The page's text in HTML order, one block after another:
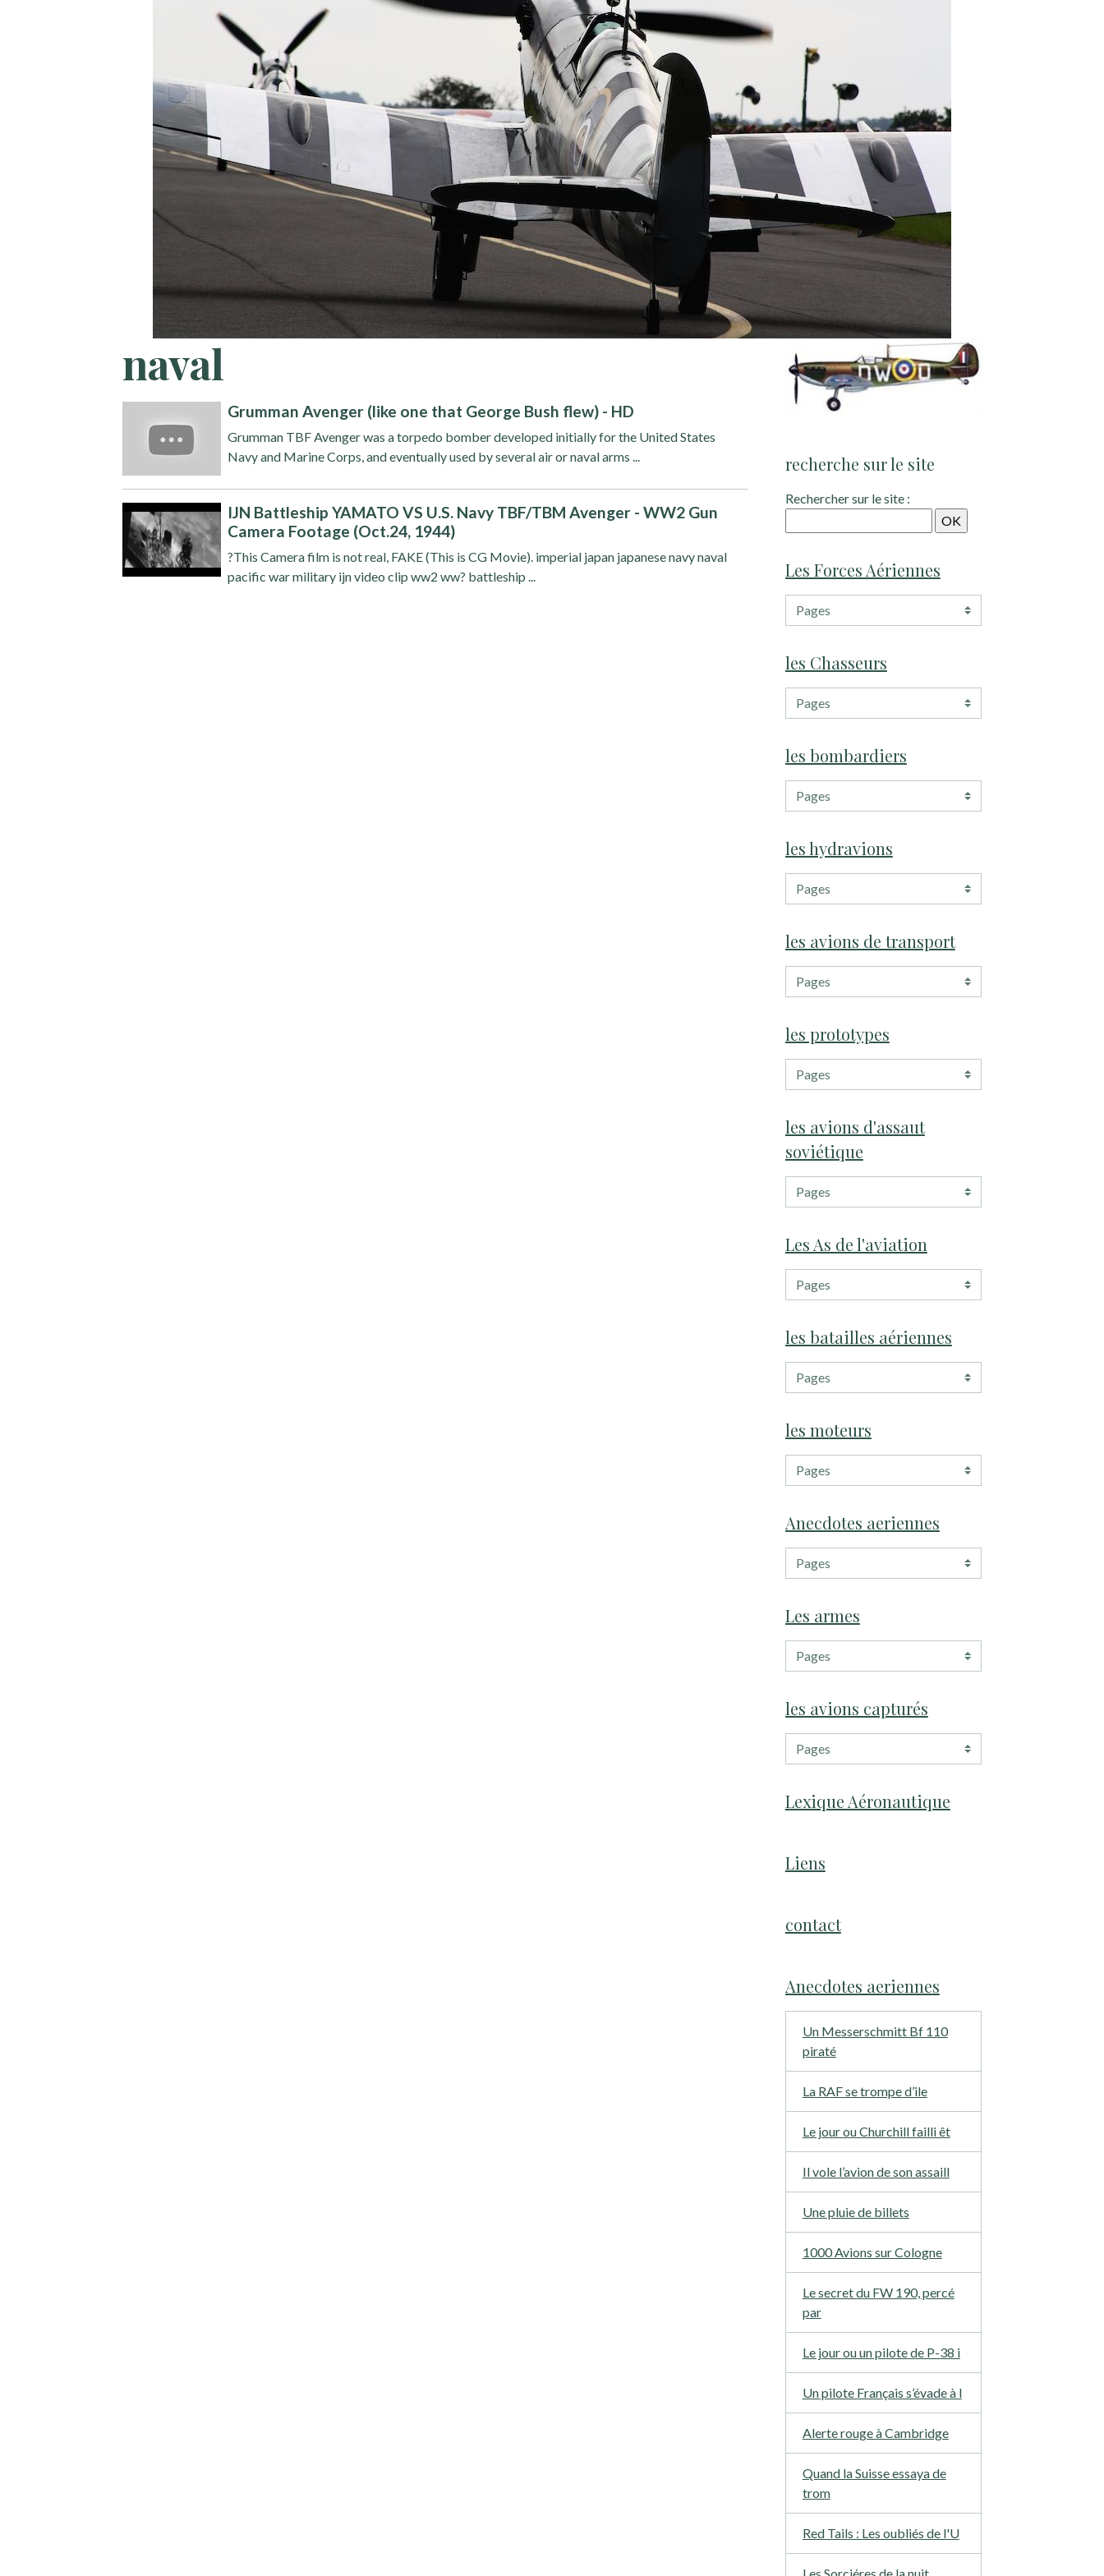
naval
Grumman Avenger (like one that George Bush flew) - HD
Grumman TBF Avenger was a torpedo bomber developed initially for the United States
Navy and Marine Corps, and eventually used by several air or naval arms ...
IJN Battleship YAMATO VS U.S. Navy TBF/TBM Avenger - WW2 Gun
Camera Footage (Oct.24, 1944)
?This Camera film is not real, FAKE (This is CG Movie). imperial japan japanese navy naval
pacific war military ijn video clip ww2 ww? battleship ...
recherche sur le site
Rechercher sur le site :
Les Forces Aériennes
les Chasseurs
les bombardiers
les hydravions
les avions de transport
les prototypes
les avions d'assaut
soviétique
Les As de l'aviation
les batailles aériennes
les moteurs
Anecdotes aeriennes
Les armes
les avions capturés
Lexique Aéronautique
Liens
contact
Anecdotes aeriennes
Un Messerschmitt Bf 110
piraté
La RAF se trompe d’ile
Le jour ou Churchill failli êt
Il vole l’avion de son assaill
Une pluie de billets
1000 Avions sur Cologne
Le secret du FW 190, percé
par
Le jour ou un pilote de P-38 i
Un pilote Français s’évade à l
Alerte rouge à Cambridge
Quand la Suisse essaya de
trom
Red Tails : Les oubliés de l'U